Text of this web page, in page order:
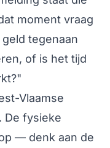
moment vraag
tegenaan
of is het tijd
Vlaamse
De fysieke
— denk aan de